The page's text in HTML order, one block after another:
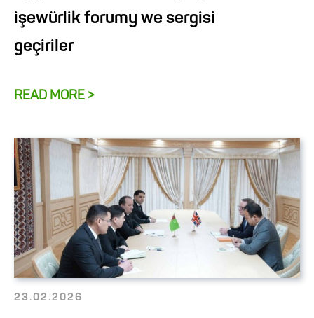
işewürlik forumy we sergisi
geçiriler
READ MORE >
23.02.2026